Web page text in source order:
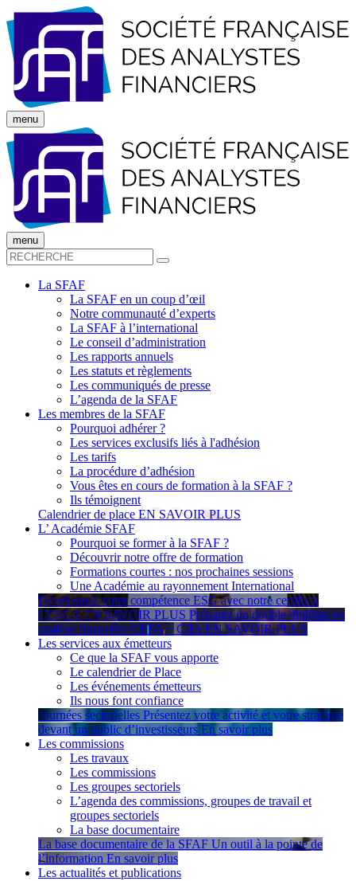
menu
menu
La SFAF
La SFAF en un coup d’œil
Notre communauté d’experts
La SFAF à l’international
Le conseil d’administration
Les rapports annuels
Les statuts et règlements
Les communiqués de presse
L’agenda de la SFAF
Les membres de la SFAF
Pourquoi adhérer ?
Les services exclusifs liés à l'adhésion
Les tarifs
La procédure d’adhésion
Vous êtes en cours de formation à la SFAF ?
Ils témoignent
Calendrier de place EN SAVOIR PLUS
L’ Académie SFAF
Pourquoi se former à la SFAF ?
Découvrir notre offre de formation
Formations courtes : nos prochaines sessions
Une Académie au rayonnement International
Développez votre compétence ESG avec notre certificat
CESGA EN SAVOIR PLUS Préparez un double diplôme en
analyse financière CEFA + CIIA EN SAVOIR PLUS
Les services aux émetteurs
Ce que la SFAF vous apporte
Le calendrier de Place
Les événements émetteurs
Ils nous font confiance
Journées sectorielles Présentez votre activité et votre stratégie
devant un public d’investisseurs En savoir plus
Les commissions
Les travaux
Les commissions
Les groupes sectoriels
L’agenda des commissions, groupes de travail et
groupes sectoriels
La base documentaire
La base documentaire de la SFAF Un outil à la pointe de
l’information En savoir plus
Les actualités et publications